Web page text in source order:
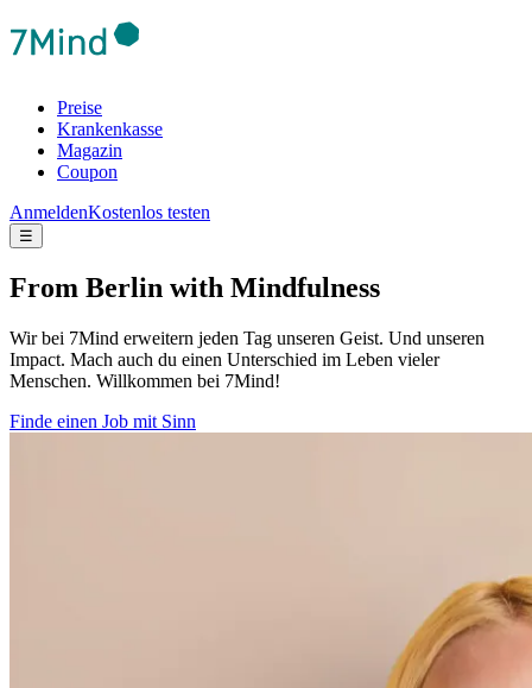
Preise
Krankenkasse
Magazin
Coupon
AnmeldenKostenlos testen
☰
From Berlin with Mindfulness
Wir bei 7Mind erweitern jeden Tag unseren Geist. Und unseren
Impact. Mach auch du einen Unterschied im Leben vieler
Menschen. Willkommen bei 7Mind!
Finde einen Job mit Sinn